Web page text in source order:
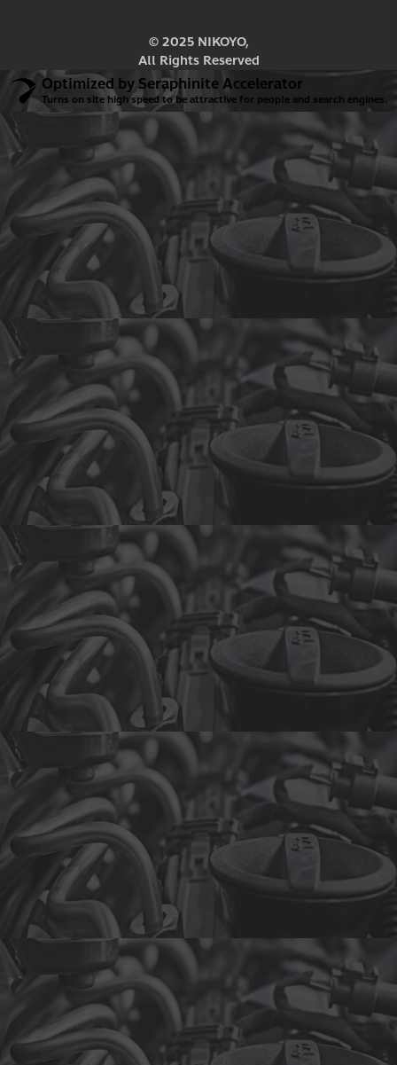
นโยบายการยกเลิกการสั่งซื้อ
นโยบายการคืนสินค้าและคืนเงิน
นโยบายการจัดส่ง
© 2025 NIKOYO,
All Rights Reserved
Optimized by Seraphinite Accelerator
Turns on site high speed to be attractive for people and search engines.